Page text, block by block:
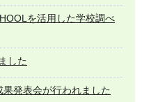
を活用した学校調べ
した
果発表会が行われました